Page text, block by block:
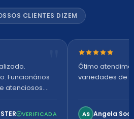
CLIENTES DIZEM
Funcionários
atenciosos.
VERIFICADA
Nota 5 de 5
Ótimo
variedades de
AS Angela